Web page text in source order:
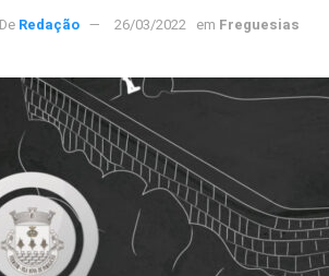
De Redação 26/03/2022 em Freguesias